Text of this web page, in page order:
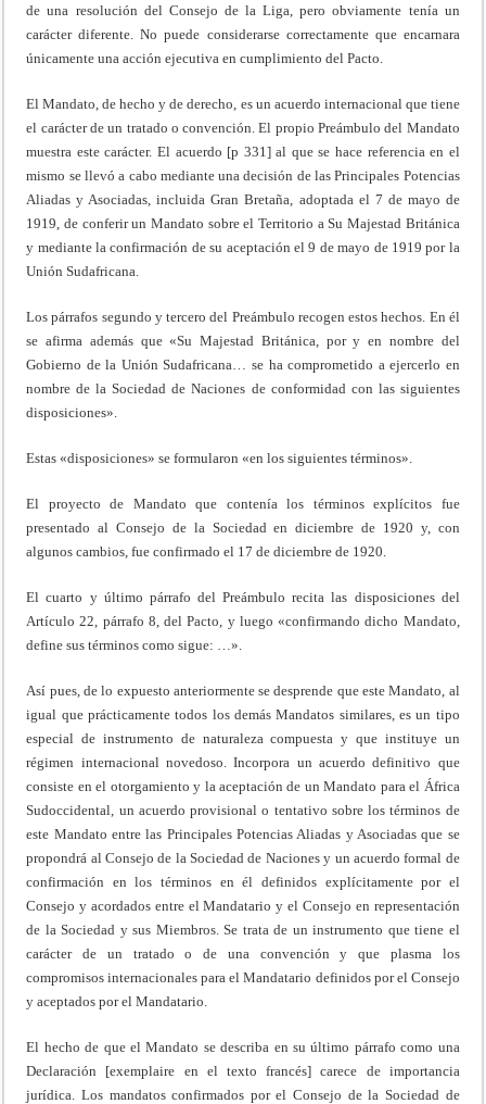
de una resolución del Consejo de la Liga, pero obviamente tenía un
carácter diferente. No puede considerarse correctamente que encarnara
únicamente una acción ejecutiva en cumplimiento del Pacto.
El Mandato, de hecho y de derecho, es un acuerdo internacional que tiene
el carácter de un tratado o convención. El propio Preámbulo del Mandato
muestra este carácter. El acuerdo [p 331] al que se hace referencia en el
mismo se llevó a cabo mediante una decisión de las Principales Potencias
Aliadas y Asociadas, incluida Gran Bretaña, adoptada el 7 de mayo de
1919, de conferir un Mandato sobre el Territorio a Su Majestad Británica
y mediante la confirmación de su aceptación el 9 de mayo de 1919 por la
Unión Sudafricana.
Los párrafos segundo y tercero del Preámbulo recogen estos hechos. En él
se afirma además que «Su Majestad Británica, por y en nombre del
Gobierno de la Unión Sudafricana… se ha comprometido a ejercerlo en
nombre de la Sociedad de Naciones de conformidad con las siguientes
disposiciones».
Estas «disposiciones» se formularon «en los siguientes términos».
El proyecto de Mandato que contenía los términos explícitos fue
presentado al Consejo de la Sociedad en diciembre de 1920 y, con
algunos cambios, fue confirmado el 17 de diciembre de 1920.
El cuarto y último párrafo del Preámbulo recita las disposiciones del
Artículo 22, párrafo 8, del Pacto, y luego «confirmando dicho Mandato,
define sus términos como sigue: …».
Así pues, de lo expuesto anteriormente se desprende que este Mandato, al
igual que prácticamente todos los demás Mandatos similares, es un tipo
especial de instrumento de naturaleza compuesta y que instituye un
régimen internacional novedoso. Incorpora un acuerdo definitivo que
consiste en el otorgamiento y la aceptación de un Mandato para el África
Sudoccidental, un acuerdo provisional o tentativo sobre los términos de
este Mandato entre las Principales Potencias Aliadas y Asociadas que se
propondrá al Consejo de la Sociedad de Naciones y un acuerdo formal de
confirmación en los términos en él definidos explícitamente por el
Consejo y acordados entre el Mandatario y el Consejo en representación
de la Sociedad y sus Miembros. Se trata de un instrumento que tiene el
carácter de un tratado o de una convención y que plasma los
compromisos internacionales para el Mandatario definidos por el Consejo
y aceptados por el Mandatario.
El hecho de que el Mandato se describa en su último párrafo como una
Declaración [exemplaire en el texto francés] carece de importancia
jurídica. Los mandatos confirmados por el Consejo de la Sociedad de